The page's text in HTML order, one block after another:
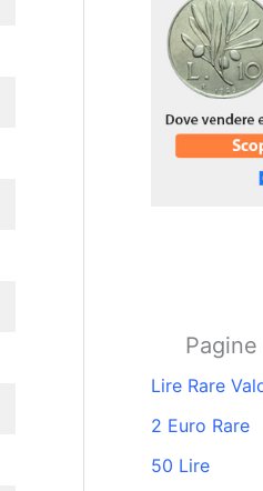
Lire Rare
2 Euro Rare
50 Lire